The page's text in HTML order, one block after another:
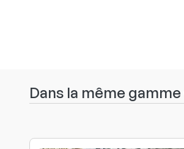
Dans la même gamme